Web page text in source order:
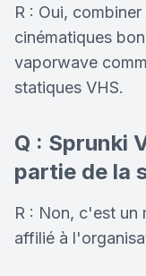
R : Oui,
cinématiques
vaporwave
statiques VHS.
Q : Sprunki
partie de la
R : Non, c'est un
affilié à